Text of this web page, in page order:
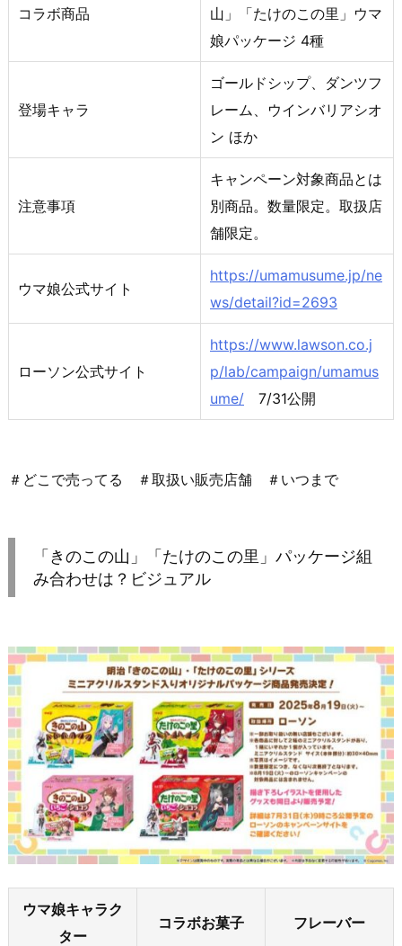
コラボ商品
山」「たけのこの里」ウマ
娘パッケージ 4種
登場キャラ
ゴールドシップ、ダンツフ
レーム、ウインバリアシオ
ン ほか
注意事項
キャンペーン対象商品とは
別商品。数量限定。取扱店
舗限定。
ウマ娘公式サイト
https://umamusume.jp/ne
ws/detail?id=2693
ローソン公式サイト
https://www.lawson.co.j
p/lab/campaign/umamus
ume/ 7/31公開
＃どこで売ってる ＃取扱い販売店舗 ＃いつまで
「きのこの山」「たけのこの里」パッケージ組
み合わせは？ビジュアル
ウマ娘キャラク
ター
コラボお菓子 フレーバー